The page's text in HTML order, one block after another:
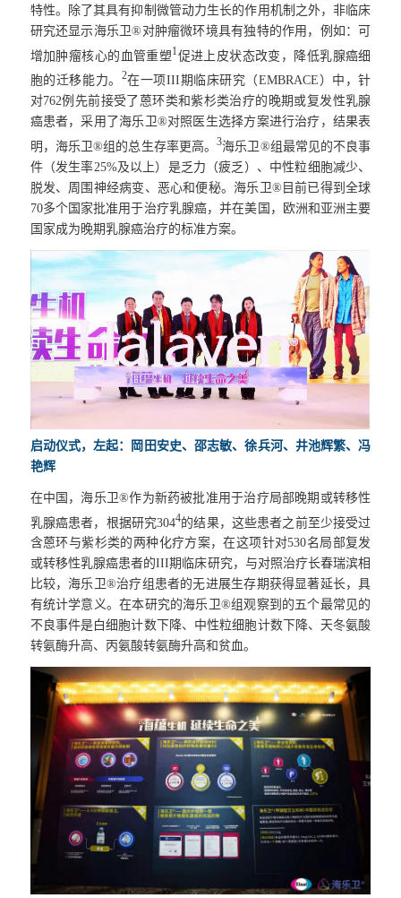
特性。除了其具有抑制微管动力生长的作用机制之外，非临床
研究还显示海乐卫®对肿瘤微环境具有独特的作用，例如：可
增加肿瘤核心的血管重塑1促进上皮状态改变，降低乳腺癌细
胞的迁移能力。
2在一项III期临床研究（EMBRACE）中，针
对762例先前接受了蒽环类和紫杉类治疗的晚期或复发性乳腺
癌患者，采用了海乐卫®对照医生选择方案进行治疗，结果表
明，海乐卫®组的总生存率更高。3海乐卫®组最常见的不良事
件（发生率25%及以上）是乏力（疲乏）、中性粒细胞减少、
脱发、周围神经病变、恶心和便秘。海乐卫®目前已得到全球
70多个国家批准用于治疗乳腺癌，并在美国，欧洲和亚洲主要
国家成为晚期乳腺癌治疗的标准方案。
启动仪式，左起：岡田安史、邵志敏、徐兵河、井池辉繁、冯
艳辉
在中国，海乐卫®作为新药被批准用于治疗局部晚期或转移性
乳腺癌患者，根据研究3044的结果，这些患者之前至少接受过
含蒽环与紫杉类的两种化疗方案，在这项针对530名局部复发
或转移性乳腺癌患者的III期临床研究，与对照治疗长春瑞滨相
比较，海乐卫®治疗组患者的无进展生存期获得显著延长，具
有统计学意义。在本研究的海乐卫®组观察到的五个最常见的
不良事件是白细胞计数下降、中性粒细胞计数下降、天冬氨酸
转氨酶升高、丙氨酸转氨酶升高和贫血。